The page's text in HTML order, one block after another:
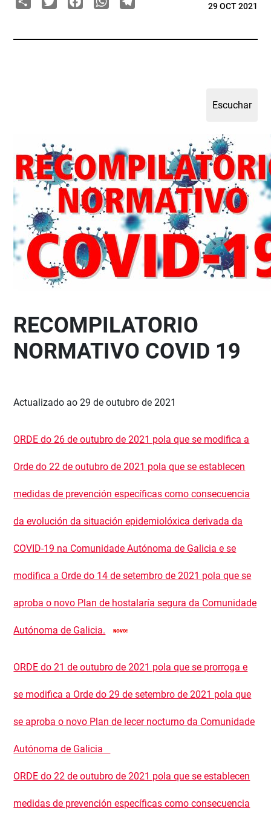
29 OCT 2021
RECOMPILATORIO
NORMATIVO COVID 19
Actualizado ao 29 de outubro de 2021
ORDE do 26 de outubro de 2021 pola que se modifica a
Orde do 22 de outubro de 2021 pola que se establecen
medidas de prevención específicas como consecuencia
da evolución da situación epidemiolóxica derivada da
COVID-19 na Comunidade Autónoma de Galicia e se
modifica a Orde do 14 de setembro de 2021 pola que se
aproba o novo Plan de hostalaría segura da Comunidade
Autónoma de Galicia.
ORDE do 21 de outubro de 2021 pola que se prorroga e
se modifica a Orde do 29 de setembro de 2021 pola que
se aproba o novo Plan de lecer nocturno da Comunidade
Autónoma de Galicia
ORDE do 22 de outubro de 2021 pola que se establecen
medidas de prevención específicas como consecuencia